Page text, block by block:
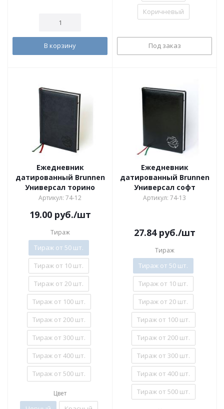
В корзину
Коричневый
Под заказ
Ежедневник
датированный Brunnen
Универсал торино
Артикул: 74-12
19.00руб./шт
Тираж
Тираж от 50 шт.
Тираж от 10 шт.
Тираж от 20 шт.
Тираж от 100 шт.
Тираж от 200 шт.
Тираж от 300 шт.
Тираж от 400 шт.
Тираж от 500 шт.
Цвет
Ежедневник
датированный Brunnen
Универсал софт
Артикул: 74-13
27.84руб./шт
Тираж
Тираж от 50 шт.
Тираж от 10 шт.
Тираж от 20 шт.
Тираж от 100 шт.
Тираж от 200 шт.
Тираж от 300 шт.
Тираж от 400 шт.
Тираж от 500 шт.